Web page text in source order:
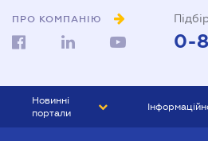
ПРО КОМПАНІЮ
0-
Новинні
портали